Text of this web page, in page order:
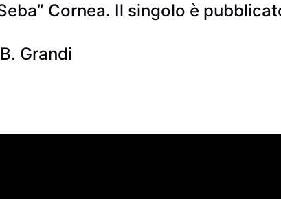
Cornea. Il singolo è
Grandi